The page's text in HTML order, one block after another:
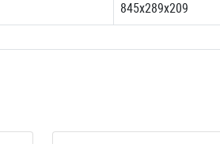
845x289x209